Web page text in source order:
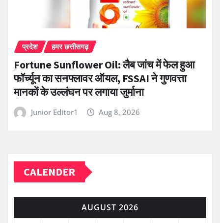
प्रदेश हमर छत्तीसगढ़
Fortune Sunflower Oil: लैब जांच में फेल हुआ
फॉर्च्यून का सनफ्लावर ऑयल, FSSAI ने गुणवत्ता
मानकों के उल्लंघन पर लगाया जुर्माना
Junior Editor1 Aug 8, 2026
CALENDER
AUGUST 2026